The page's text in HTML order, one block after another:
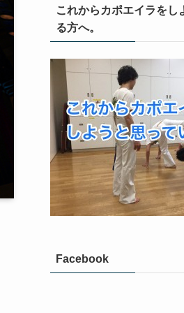
これからカポエイラをし
る方へ。
Facebook